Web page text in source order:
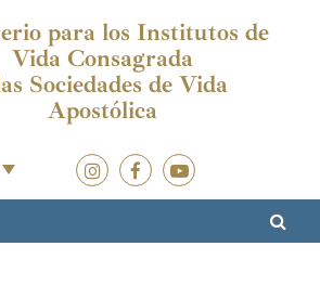
para los Institutos de
Vida Consagrada
Sociedades de Vida
Apostólica